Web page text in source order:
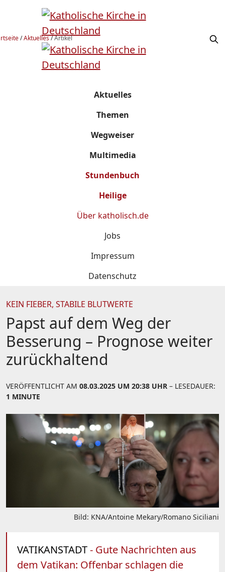
/Aktuelles/Artikel
Aktuelles
Themen
Wegweiser
Multimedia
Stundenbuch
Heilige
Über katholisch.de
Jobs
Impressum
Datenschutz
KEIN FIEBER, STABILE BLUTWERTE
Papst auf dem Weg der
Besserung – Prognose weiter
zurückhaltend
VERÖFFENTLICHT AM 08.03.2025 UM 20:38 UHR – LESEDAUER:
1 MINUTE
Bild: KNA/Antoine Mekary/Romano Siciliani
VATIKANSTADT- Gute Nachrichten aus
dem Vatikan: Offenbar schlagen die